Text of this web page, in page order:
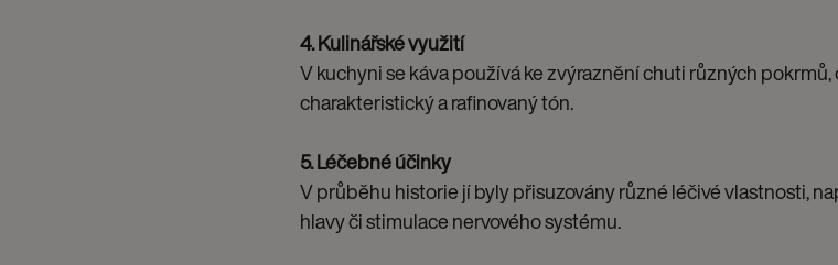
4. Kulinářské využití
V kuchyni se káva používá ke zvýraznění chuti různých
charakteristický a rafinovaný tón.
5. Léčebné účinky
V průběhu historie jí byly přisuzovány různé léčivé vlastnosti,
hlavy či stimulace nervového systému.